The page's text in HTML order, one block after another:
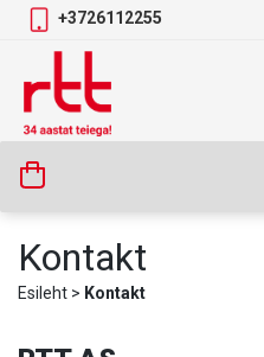
Skip
content
+3726112255
Tootekategooriad
Kontakt
Esileht > Kontakt